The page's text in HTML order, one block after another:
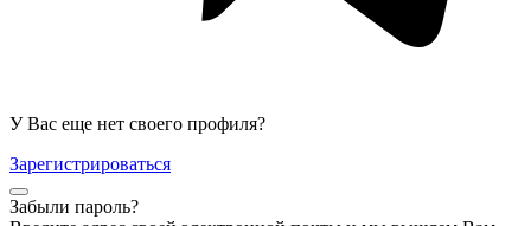
У Вас еще нет своего профиля?
Зарегистрироваться
Забыли пароль?